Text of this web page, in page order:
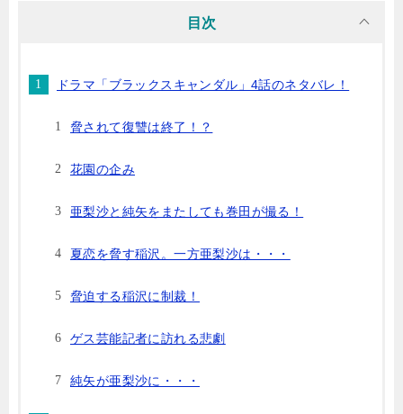
目次
ドラマ「ブラックスキャンダル」4話のネタバレ！
脅されて復讐は終了！？
花園の企み
亜梨沙と純矢をまたしても巻田が撮る！
夏恋を脅す稲沢。一方亜梨沙は・・・
脅迫する稲沢に制裁！
ゲス芸能記者に訪れる悲劇
純矢が亜梨沙に・・・